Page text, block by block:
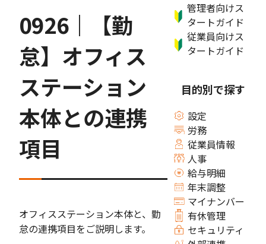
0926｜【勤
怠】オフィス
ステーション
本体との連携
項目
オフィスステーション本体と、勤
怠の連携項目をご説明します。
管理者向けス
タートガイド
従業員向けス
タートガイド
目的別で探す
設定
労務
従業員情報
人事
給与明細
年末調整
マイナンバー
有休管理
セキュリティ